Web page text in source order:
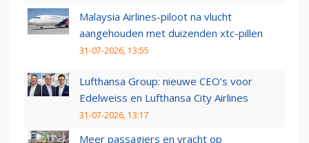
Malaysia Airlines-piloot na vlucht
aangehouden met duizenden xtc-pillen
31-07-2026, 13:55
Lufthansa Group: nieuwe CEO’s voor
Edelweiss en Lufthansa City Airlines
31-07-2026, 13:17
Meer passagiers en vracht op